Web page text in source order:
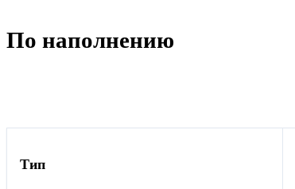
По наполнению
Тип